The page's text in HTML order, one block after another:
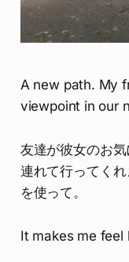
A new path. My
viewpoint in our
友達が彼女のお
連れて行ってく
を使って。
It makes me feel